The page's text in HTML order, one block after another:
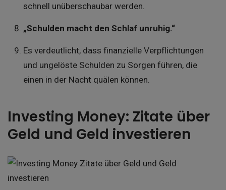
schnell unüberschaubar werden.
„Schulden macht den Schlaf unruhig.“
Es verdeutlicht, dass finanzielle Verpflichtungen
und ungelöste Schulden zu Sorgen führen, die
einen in der Nacht quälen können.
Investing Money: Zitate über
Geld und Geld investieren